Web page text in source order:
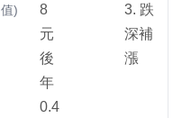
值)
8
元
後
年
0.4
3. 跌
深補
漲